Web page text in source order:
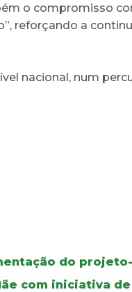
o compromisso
reforçando a
nacional, num
do
com iniciativa